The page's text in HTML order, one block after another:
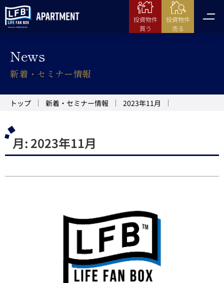
投資物件
買う
投資物件
売る
News
新着・セミナー情報
トップ 新着・セミナー情報 2023年11月
月: 2023年11月